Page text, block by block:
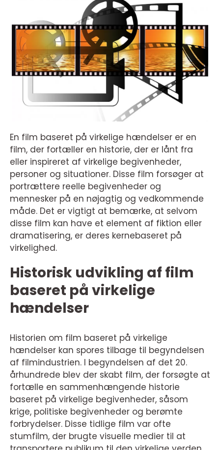
En film baseret på virkelige hændelser er en
film, der fortæller en historie, der er lånt fra
eller inspireret af virkelige begivenheder,
personer og situationer. Disse film forsøger at
portrættere reelle begivenheder og
mennesker på en nøjagtig og vedkommende
måde. Det er vigtigt at bemærke, at selvom
disse film kan have et element af fiktion eller
dramatisering, er deres kernebaseret på
virkelighed.
Historisk udvikling af film
baseret på virkelige
hændelser
Historien om film baseret på virkelige
hændelser kan spores tilbage til begyndelsen
af filmindustrien. I begyndelsen af det 20.
århundrede blev der skabt film, der forsøgte at
fortælle en sammenhængende historie
baseret på virkelige begivenheder, såsom
krige, politiske begivenheder og berømte
forbrydelser. Disse tidlige film var ofte
stumfilm, der brugte visuelle medier til at